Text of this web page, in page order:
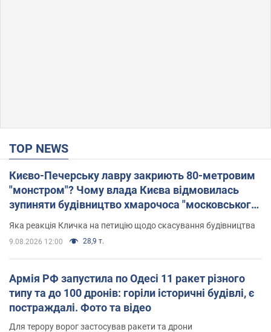
TOP NEWS
Києво-Печерську лавру закриють 80-метровим
"монстром"? Чому влада Києва відмовилась
зупиняти будівництво хмарочоса "московського
вірянина"
Яка реакція Кличка на петицію щодо скасування будівництва
9.08.2026 12:00 28,9 т.
Армія РФ запустила по Одесі 11 ракет різного
типу та до 100 дронів: горіли історичні будівлі, є
постраждалі. Фото та відео
Для терору ворог застосував ракети та дрони